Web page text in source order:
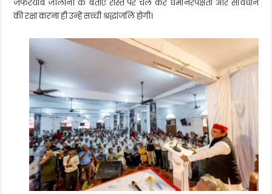
जफरयाब जीलानी के बताए रास्ते पर चल कर धर्मनिरपेक्षता और संविधान
की रक्षा करना ही उन्हें सच्ची श्रद्धांजलि होगी।